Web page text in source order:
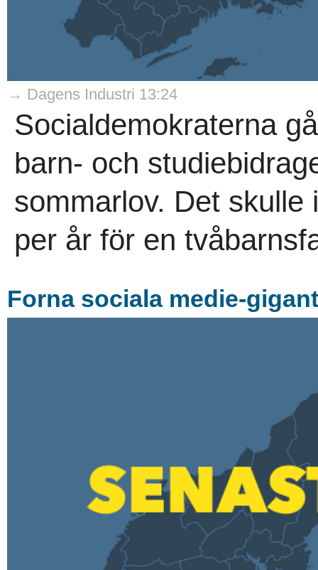
→ Dagens Industri 13:24
Socialdemokraterna
barn- och
sommarlov. Det
per år för en
Forna sociala medie-